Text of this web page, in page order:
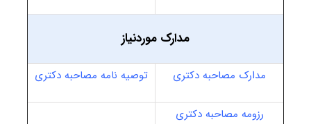
مدارک موردنیاز
مدارک مصاحبه دکتری توصیه نامه مصاحبه دکتری
رزومه مصاحبه دکتری